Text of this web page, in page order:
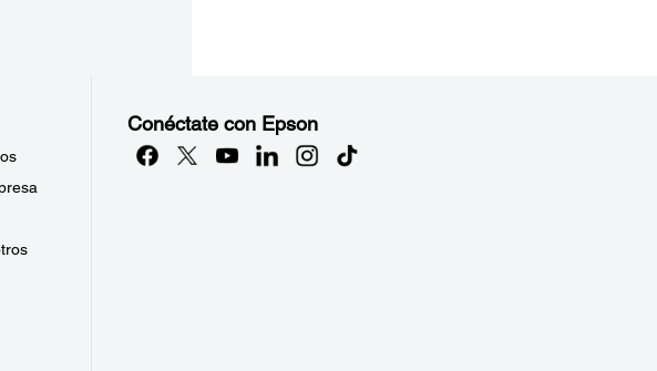
Conéctate con Epson